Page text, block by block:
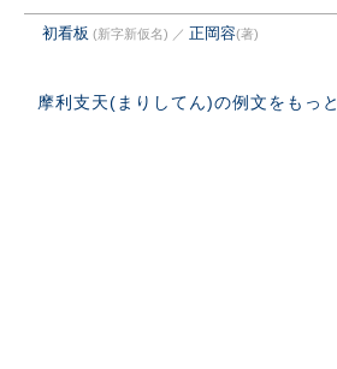
初看板 (新字新仮名) ／ 正岡容(著)
摩利支天(まりしてん)の例文をもっと